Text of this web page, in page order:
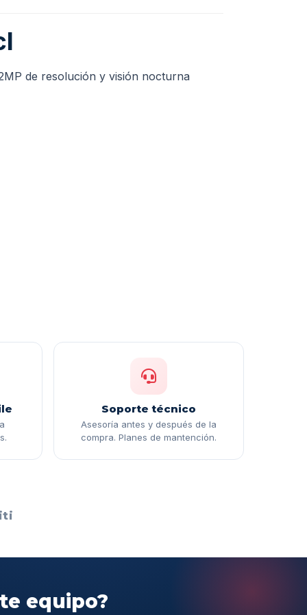
de resolución y visión nocturna
Soporte técnico
Asesoría antes y después de la
compra. Planes de mantención.
equipo?